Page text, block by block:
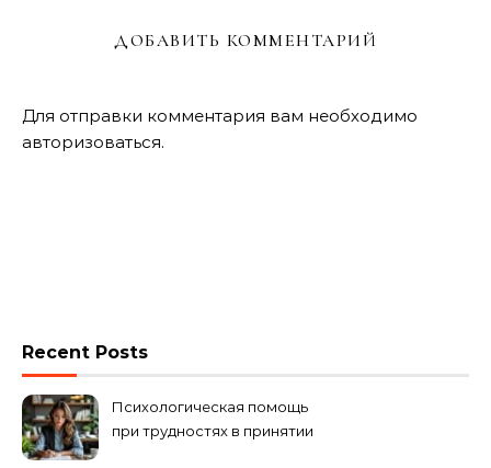
ДОБАВИТЬ КОММЕНТАРИЙ
Для отправки комментария вам необходимо
авторизоваться.
Recent Posts
Психологическая помощь
при трудностях в принятии